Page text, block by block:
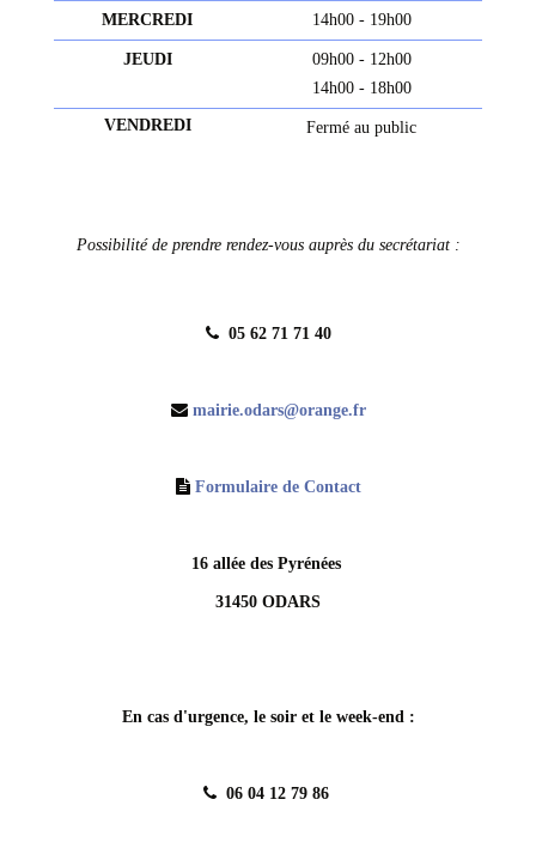
MERCREDI 14h00 - 19h00
JEUDI
09h00 - 12h00
14h00 - 18h00
VENDREDI Fermé au public
Possibilité de prendre rendez-vous auprès du secrétariat :
05 62 71 71 40
mairie.odars@orange.fr
Formulaire de Contact
16 allée des Pyrénées
31450 ODARS
En cas d'urgence, le soir et le week-end :
06 04 12 79 86